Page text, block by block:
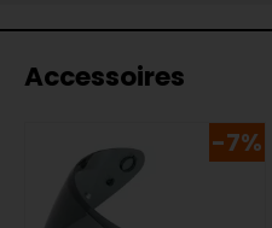
Accessoires
-7%